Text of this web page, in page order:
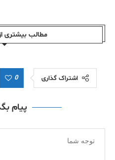
مطالب بیشتری
اشتراک گذاری 0
پیام